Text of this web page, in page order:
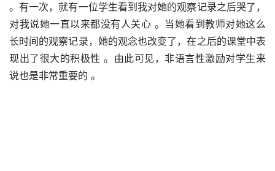
。有一次，就有一位学生看到我对她的观察记录之后哭了，
对我说她一直以来都没有人关心 。当她看到教师对她这么
长时间的观察记录，她的观念也改变了，在之后的课堂中表
现出了很大的积极性 。由此可见，非语言性激励对学生来
说也是非常重要的 。